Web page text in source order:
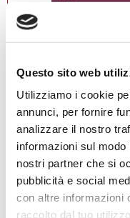
Questo sito web
Utilizziamo i cookie
annunci, per fornire
analizzare il nostro
informazioni sul
nostri partner che si
pubblicità e social
con altre informazioni
raccolto dal tuo
4.9★★★★★1455
Alessio
3 settimane fa
★★★★★